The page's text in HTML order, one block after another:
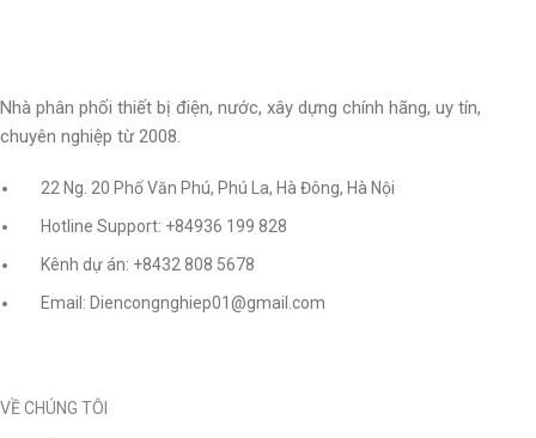
Nhà phân phối thiết bị điện, nước, xây dựng chính hãng, uy tín,
chuyên nghiệp từ 2008.
22 Ng. 20 Phố Văn Phú, Phú La, Hà Đông, Hà Nội
Hotline Support: +84936 199 828
Kênh dự án: +8432 808 5678
Email: Diencongnghiep01@gmail.com
VỀ CHÚNG TÔI